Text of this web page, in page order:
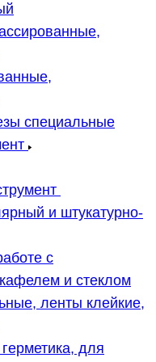
специальные
и штукатурно-
с
и стеклом
ленты клейкие,
для